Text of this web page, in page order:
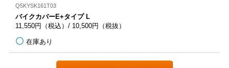
Q5KYSK161T03
バイクカバーE+タイプ L
11,550円（税込）/ 10,500円（税抜）
在庫あり